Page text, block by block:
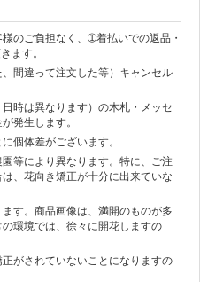
のご負担なく、➀着払いでの返品・
ます。
間違って注文した等）キャンセル
時は異なります）の木札・メッセ
発生します。
個体差がございます。
等により異なります。特に、ご注
、花向き矯正が十分に出来ていな
す。商品画像は、満開のものが多
環境では、徐々に開花しますの
がされていないことになりますの